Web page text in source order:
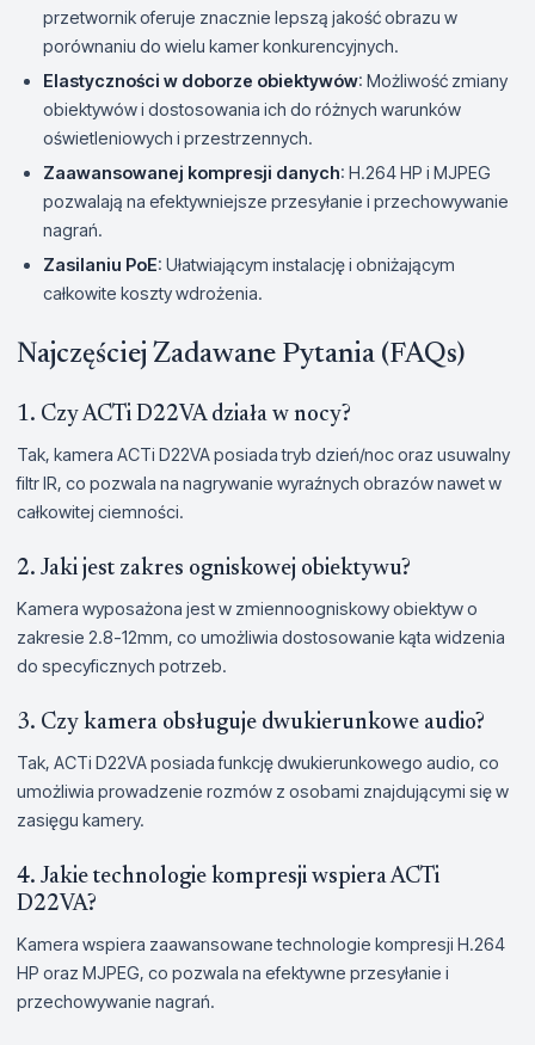
przetwornik oferuje znacznie lepszą jakość obrazu w
porównaniu do wielu kamer konkurencyjnych.
Elastyczności w doborze obiektywów: Możliwość zmiany
obiektywów i dostosowania ich do różnych warunków
oświetleniowych i przestrzennych.
Zaawansowanej kompresji danych: H.264 HP i MJPEG
pozwalają na efektywniejsze przesyłanie i przechowywanie
nagrań.
Zasilaniu PoE: Ułatwiającym instalację i obniżającym
całkowite koszty wdrożenia.
Najczęściej Zadawane Pytania (FAQs)
1. Czy ACTi D22VA działa w nocy?
Tak, kamera ACTi D22VA posiada tryb dzień/noc oraz usuwalny
filtr IR, co pozwala na nagrywanie wyraźnych obrazów nawet w
całkowitej ciemności.
2. Jaki jest zakres ogniskowej obiektywu?
Kamera wyposażona jest w zmiennoogniskowy obiektyw o
zakresie 2.8-12mm, co umożliwia dostosowanie kąta widzenia
do specyficznych potrzeb.
3. Czy kamera obsługuje dwukierunkowe audio?
Tak, ACTi D22VA posiada funkcję dwukierunkowego audio, co
umożliwia prowadzenie rozmów z osobami znajdującymi się w
zasięgu kamery.
4. Jakie technologie kompresji wspiera ACTi
D22VA?
Kamera wspiera zaawansowane technologie kompresji H.264
HP oraz MJPEG, co pozwala na efektywne przesyłanie i
przechowywanie nagrań.